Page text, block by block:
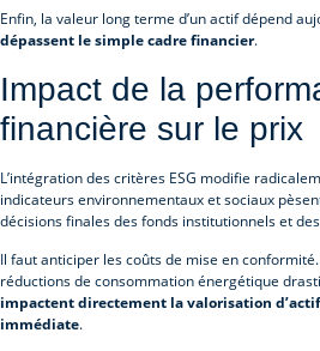
Enfin, la valeur long terme d’un actif dépend
dépassent le simple cadre financier.
Impact de la
financière sur le prix
L’intégration des critères ESG modifie
indicateurs environnementaux et sociaux
décisions finales des fonds institutionnels et
Il faut anticiper les coûts de mise en
réductions de consommation énergétique
impactent directement la valorisation
immédiate.